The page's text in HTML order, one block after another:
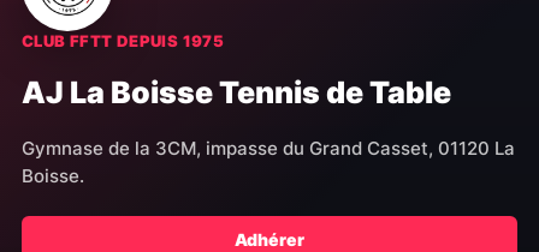
CLUB FFTT DEPUIS 1975
AJ La Boisse Tennis de Table
Gymnase de la 3CM, impasse du Grand Casset, 01120 La
Boisse.
Adhérer